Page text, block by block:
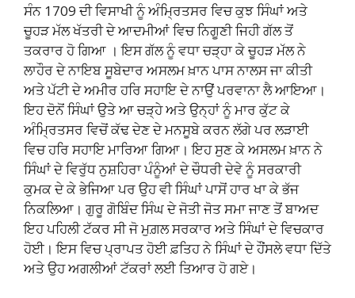
ਸੰਨ 1709 ਦੀ ਵਿਸਾਖੀ ਨੂੰ ਅੰਮ੍ਰਿਤਸਰ ਵਿਚ ਕੁਝ ਸਿੰਘਾਂ ਅਤੇ
ਚੂਹੜ ਮੱਲ ਖੱਤਰੀ ਦੇ ਆਦਮੀਆਂ ਵਿਚ ਨਿਗੂਣੀ ਜਿਹੀ ਗੱਲ ਤੋਂ
ਤਕਰਾਰ ਹੋ ਗਿਆ । ਇਸ ਗੱਲ ਨੂੰ ਵਧਾ ਚੜ੍ਹਾ ਕੇ ਚੂਹੜ ਮੱਲ ਨੇ
ਲਾਹੌਰ ਦੇ ਨਾਇਬ ਸੂਬੇਦਾਰ ਅਸਲਮ ਖ਼ਾਨ ਪਾਸ ਨਾਲਸ ਜਾ ਕੀਤੀ
ਅਤੇ ਪੱਟੀ ਦੇ ਅਮੀਰ ਹਰਿ ਸਹਾਇ ਦੇ ਨਾਉਂ ਪਰਵਾਨਾ ਲੈ ਆਇਆ।
ਇਹ ਦੋਨੋਂ ਸਿੰਘਾਂ ਉਤੇ ਆ ਚੜ੍ਹੇ ਅਤੇ ਉਨ੍ਹਾਂ ਨੂੰ ਮਾਰ ਕੁੱਟ ਕੇ
ਅੰਮ੍ਰਿਤਸਰ ਵਿਚੋਂ ਕੱਢ ਦੇਣ ਦੇ ਮਨਸੂਬੇ ਕਰਨ ਲੱਗੇ ਪਰ ਲੜਾਈ
ਵਿਚ ਹਰਿ ਸਹਾਇ ਮਾਰਿਆ ਗਿਆ। ਇਹ ਸੁਣ ਕੇ ਅਸਲਮ ਖ਼ਾਨ ਨੇ
ਸਿੰਘਾਂ ਦੇ ਵਿਰੁੱਧ ਨੁਸ਼ਹਿਰਾ ਪੰਨੂੰਆਂ ਦੇ ਚੌਧਰੀ ਦੇਵੇ ਨੂੰ ਸਰਕਾਰੀ
ਕੁਮਕ ਦੇ ਕੇ ਭੇਜਿਆ ਪਰ ਉਹ ਵੀ ਸਿੰਘਾਂ ਪਾਸੋਂ ਹਾਰ ਖਾ ਕੇ ਭੱਜ
ਨਿਕਲਿਆ। ਗੁਰੂ ਗੋਬਿੰਦ ਸਿੰਘ ਦੇ ਜੋਤੀ ਜੋਤ ਸਮਾ ਜਾਣ ਤੋਂ ਬਾਅਦ
ਇਹ ਪਹਿਲੀ ਟੱਕਰ ਸੀ ਜੋ ਮੁਗ਼ਲ ਸਰਕਾਰ ਅਤੇ ਸਿੰਘਾਂ ਦੇ ਵਿਚਕਾਰ
ਹੋਈ। ਇਸ ਵਿਚ ਪ੍ਰਾਪਤ ਹੋਈ ਫ਼ਤਿਹ ਨੇ ਸਿੰਘਾਂ ਦੇ ਹੌਂਸਲੇ ਵਧਾ ਦਿੱਤੇ
ਅਤੇ ਉਹ ਅਗਲੀਆਂ ਟੱਕਰਾਂ ਲਈ ਤਿਆਰ ਹੋ ਗਏ।